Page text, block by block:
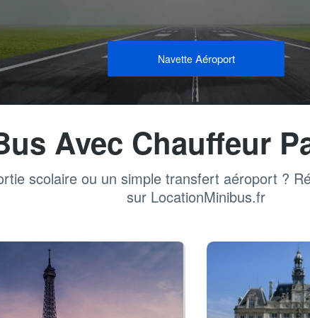
Navette Aéroport
Avec Chauffeur
scolaire ou un simple transfert aéroport ?
sur LocationMinibus.fr